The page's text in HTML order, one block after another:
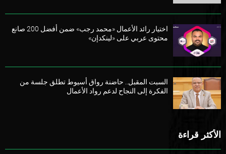
اختيار رائد الأعمال «محمد رجب» ضمن أفضل 200 صانع
محتوى عربي على «لينكدإن»
السبت المقبل.. حاضنة رواق أسيوط تطلق جلسة من
الفكرة إلى النجاح لدعم رواد الأعمال
الأكثر قراءة